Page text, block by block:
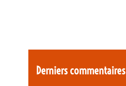
Derniers commentaires